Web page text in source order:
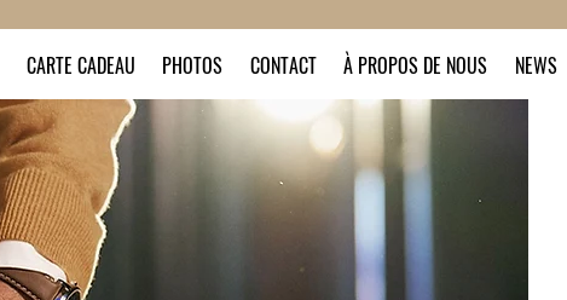
CARTE CADEAU PHOTOS CONTACT À PROPOS DE NOUS NEWS